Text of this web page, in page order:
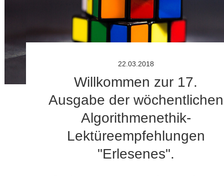
22.03.2018
Willkommen zur 17.
Ausgabe der wöchentlichen
Algorithmenethik-
Lektüreempfehlungen
"Erlesenes".